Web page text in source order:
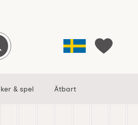
Sverige Mina favoriter
sökning
& spel Ätbart